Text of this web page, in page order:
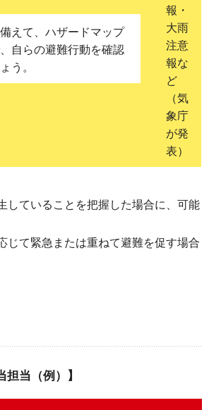
えて、ハザードマップ
自らの避難行動を確認
う。
報・
大雨
注意
報な
ど
（気
象庁
が発
表）
していることを把握した場合に、可能
じて緊急または重ねて避難を促す場合
担当（例）】